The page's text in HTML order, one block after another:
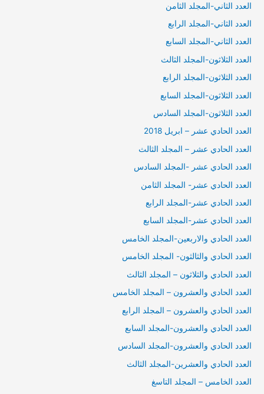
العدد الثاني-المجلد الثامن
العدد الثاني-المجلد الرابع
العدد الثاني-المجلد السابع
العدد الثلاثون-المجلد الثالث
العدد الثلاثون-المجلد الرابع
العدد الثلاثون-المجلد السابع
العدد الثلاثون-المجلد السادس
العدد الحادي عشر – ابريل 2018
العدد الحادي عشر – المجلد الثالث
العدد الحادي عشر -المجلد السادس
العدد الحادي عشر- المجلد الثامن
العدد الحادي عشر-المجلد الرابع
العدد الحادي عشر-المجلد السابع
العدد الحادي والاربعين-المجلد الخامس
العدد الحادي والثالثون- المجلد الخامس
العدد الحادي والثلاثون – المجلد الثالث
العدد الحادي والعشرون – المجلد الخامس
العدد الحادي والعشرون – المجلد الرابع
العدد الحادي والعشرون-المجلد السابع
العدد الحادي والعشرون-المجلد السادس
العدد الحادي والعشرين-المجلد الثالث
العدد الخامس – المجلد التاسغ